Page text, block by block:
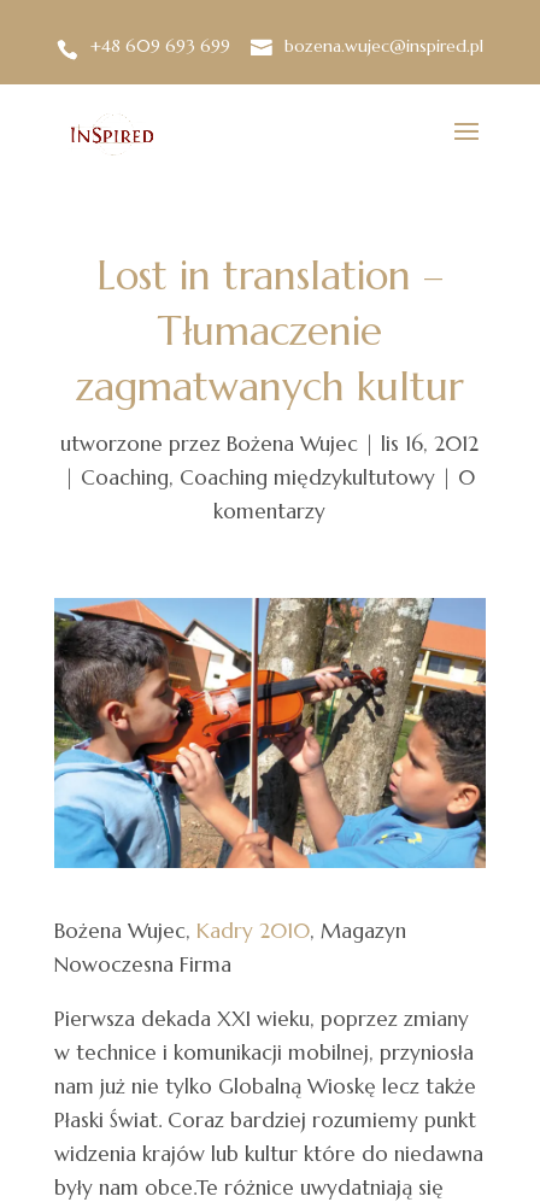
+48 609 693 699 bozena.wujec@inspired.pl
Lost in translation –
Tłumaczenie
zagmatwanych kultur
utworzone przez Bożena Wujec | lis 16, 2012
| Coaching, Coaching międzykultutowy | 0
komentarzy
Bożena Wujec, Kadry 2010, Magazyn
Nowoczesna Firma
Pierwsza dekada XXI wieku, poprzez zmiany
w technice i komunikacji mobilnej, przyniosła
nam już nie tylko Globalną Wioskę lecz także
Płaski Świat. Coraz bardziej rozumiemy punkt
widzenia krajów lub kultur które do niedawna
były nam obce.Te różnice uwydatniają się